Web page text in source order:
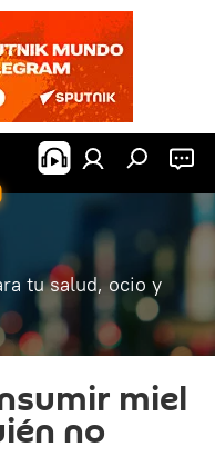
tu salud, ocio y
miel
no